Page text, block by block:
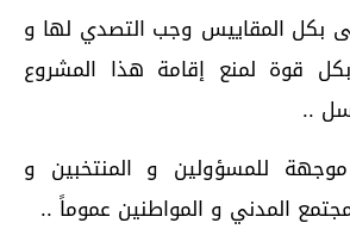
بكل المقاييس وجب التصدي لها و
قوة لمنع إقامة هذا المشروع
..
للمسؤولين و المنتخبين و
المدني و المواطنين عموماً ..